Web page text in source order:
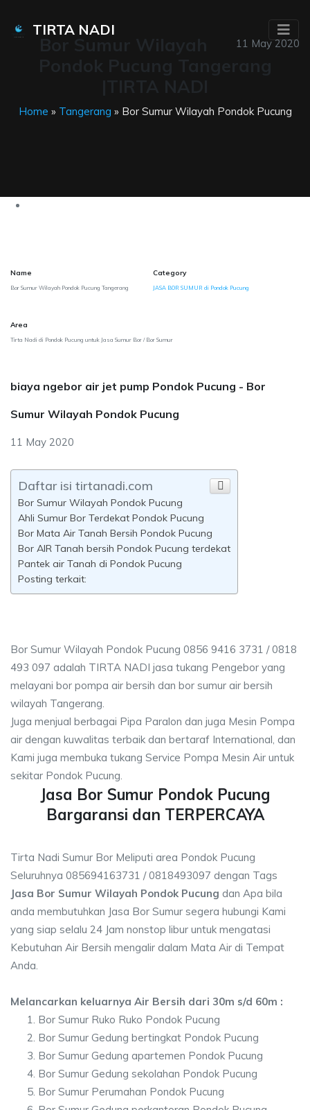
TIRTA NADI
11 May 2020
Home » Tangerang » Bor Sumur Wilayah Pondok Pucung
Name
Bor Sumur Wilayah Pondok Pucung Tangerang
Category
JASA BOR SUMUR di Pondok Pucung
Area
Tirta Nadi di Pondok Pucung untuk Jasa Sumur Bor / Bor Sumur
biaya ngebor air jet pump Pondok Pucung - Bor
Sumur Wilayah Pondok Pucung
11 May 2020
Daftar isi tirtanadi.com
Bor Sumur Wilayah Pondok Pucung
Ahli Sumur Bor Terdekat Pondok Pucung
Bor Mata Air Tanah Bersih Pondok Pucung
Bor AIR Tanah bersih Pondok Pucung terdekat
Pantek air Tanah di Pondok Pucung
Posting terkait:
Bor Sumur Wilayah Pondok Pucung 0856 9416 3731 / 0818
493 097 adalah TIRTA NADI jasa tukang Pengebor yang
melayani bor pompa air bersih dan bor sumur air bersih
wilayah Tangerang.
Juga menjual berbagai Pipa Paralon dan juga Mesin Pompa
air dengan kuwalitas terbaik dan bertaraf International, dan
Kami juga membuka tukang Service Pompa Mesin Air untuk
sekitar Pondok Pucung.
Jasa Bor Sumur Pondok Pucung
Bargaransi dan TERPERCAYA
Tirta Nadi Sumur Bor Meliputi area Pondok Pucung
Seluruhnya 085694163731 / 0818493097 dengan Tags
Jasa Bor Sumur Wilayah Pondok Pucung dan Apa bila
anda membutuhkan Jasa Bor Sumur segera hubungi Kami
yang siap selalu 24 Jam nonstop libur untuk mengatasi
Kebutuhan Air Bersih mengalir dalam Mata Air di Tempat
Anda.
Melancarkan keluarnya Air Bersih dari 30m s/d 60m :
Bor Sumur Ruko Ruko Pondok Pucung
Bor Sumur Gedung bertingkat Pondok Pucung
Bor Sumur Gedung apartemen Pondok Pucung
Bor Sumur Gedung sekolahan Pondok Pucung
Bor Sumur Perumahan Pondok Pucung